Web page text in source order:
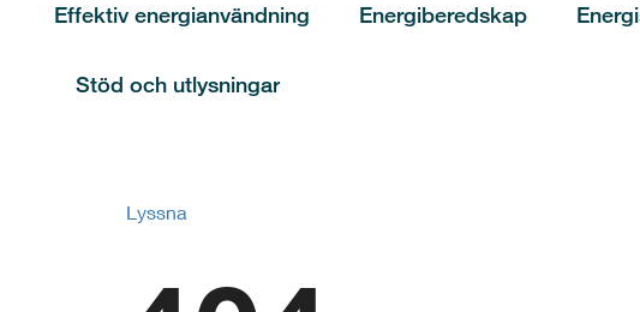
Effektiv energianvändning Energiberedskap
Stöd och utlysningar
Lyssna